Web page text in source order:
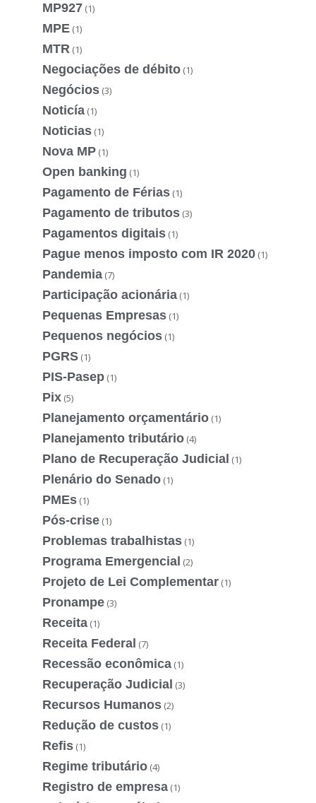
MP927 (1)
MPE (1)
MTR (1)
Negociações de débito (1)
Negócios (3)
Noticía (1)
Noticias (1)
Nova MP (1)
Open banking (1)
Pagamento de Férias (1)
Pagamento de tributos (3)
Pagamentos digitais (1)
Pague menos imposto com IR 2020 (1)
Pandemia (7)
Participação acionária (1)
Pequenas Empresas (1)
Pequenos negócios (1)
PGRS (1)
PIS-Pasep (1)
Pix (5)
Planejamento orçamentário (1)
Planejamento tributário (4)
Plano de Recuperação Judicial (1)
Plenário do Senado (1)
PMEs (1)
Pós-crise (1)
Problemas trabalhistas (1)
Programa Emergencial (2)
Projeto de Lei Complementar (1)
Pronampe (3)
Receita (1)
Receita Federal (7)
Recessão econômica (1)
Recuperação Judicial (3)
Recursos Humanos (2)
Redução de custos (1)
Refis (1)
Regime tributário (4)
Registro de empresa (1)